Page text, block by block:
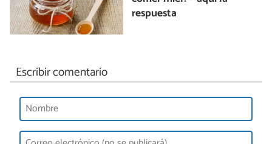
respuesta
Escribir comentario